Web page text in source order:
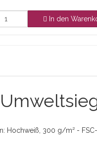
In den
Hochweiß, 300 g/m² -